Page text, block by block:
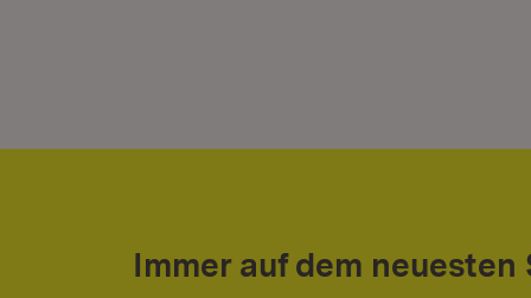
Immer auf dem neuesten